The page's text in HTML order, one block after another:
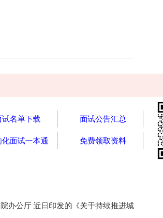
试名单下载 面试公告汇总
化面试一本通 免费领取资料
办公厅 近日印发的《关于持续推进城